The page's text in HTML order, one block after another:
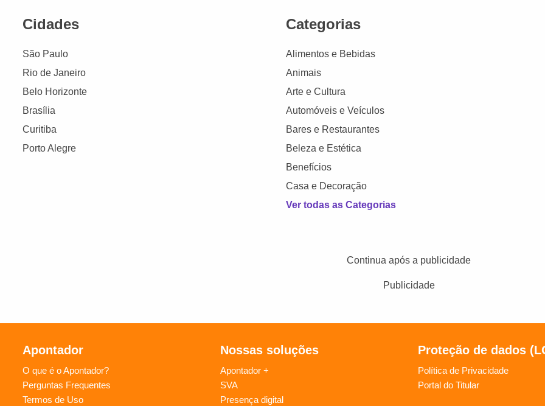
Cidades
São Paulo
Rio de Janeiro
Belo Horizonte
Brasília
Curitiba
Porto Alegre
Categorias
Alimentos e Bebidas
Animais
Arte e Cultura
Automóveis e Veículos
Bares e Restaurantes
Beleza e Estética
Benefícios
Casa e Decoração
Ver todas as Categorias
Continua após a publicidade
Publicidade
Apontador
O que é o Apontador?
Perguntas Frequentes
Termos de Uso
Nossas soluções
Apontador +
SVA
Presença digital
Proteção de dados
Política de Privacidade
Portal do Titular